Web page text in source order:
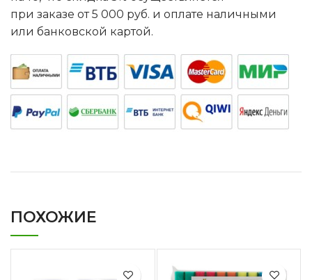
при заказе от 5 000 руб. и оплате наличными
или банковской картой.
ПОХОЖИЕ